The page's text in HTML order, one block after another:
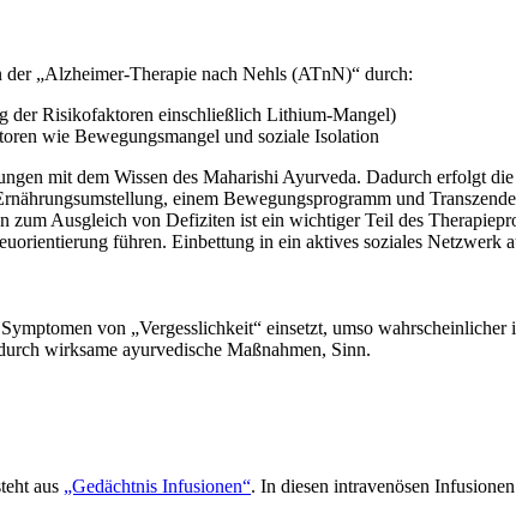
der „Alzheimer-Therapie nach Nehls (ATnN)“ durch:
der Risikofaktoren einschließlich Lithium-Mangel)
wie Bewegungsmangel und soziale Isolation
mit dem Wissen des Maharishi Ayurveda. Dadurch erfolgt
einem Bewegungsprogramm und
Ausgleich von Defiziten ist ein wichtiger Teil des
führen. Einbettung in ein aktives soziales
von „Vergesslichkeit“ einsetzt, umso
wirksame ayurvedische Maßnahmen, Sinn.
aus „Gedächtnis Infusionen“. In diesen intravenösen